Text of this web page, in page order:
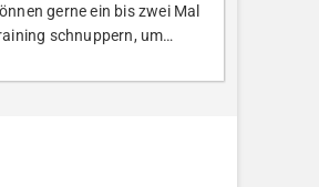
gerne ein bis zwei Mal
schnuppern, um…